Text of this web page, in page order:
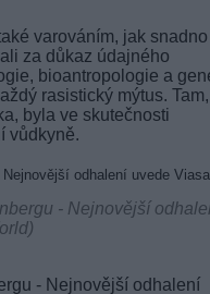
varováním, jak
za důkaz údajného
bioantropologie a
rasistický mýtus.
byla ve skutečnosti
vůdkyně.
- Nejnovější
- Nejnovější odhalení